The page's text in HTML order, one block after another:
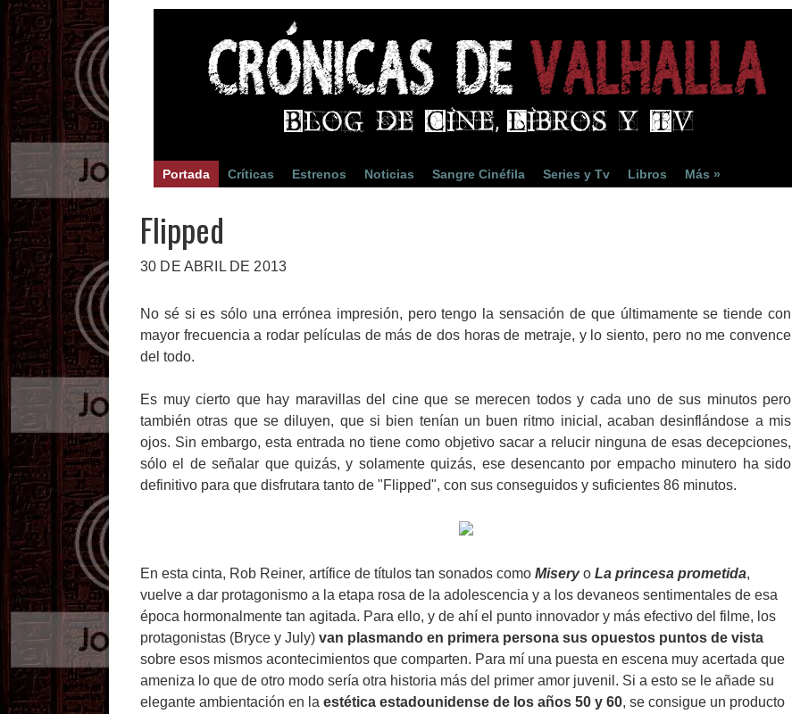
Portada Críticas Estrenos Noticias Sangre Cinéfila Series y Tv Libros Más »
Flipped
30 DE ABRIL DE 2013
No sé si es sólo una errónea impresión, pero tengo la sensación de que últimamente se tiende con
mayor frecuencia a rodar películas de más de dos horas de metraje, y lo siento, pero no me convence
del todo.
Es muy cierto que hay maravillas del cine que se merecen todos y cada uno de sus minutos pero
también otras que se diluyen, que si bien tenían un buen ritmo inicial, acaban desinflándose a mis
ojos. Sin embargo, esta entrada no tiene como objetivo sacar a relucir ninguna de esas decepciones,
sólo el de señalar que quizás, y solamente quizás, ese desencanto por empacho minutero ha sido
definitivo para que disfrutara tanto de "Flipped", con sus conseguidos y suficientes 86 minutos.
En esta cinta, Rob Reiner, artífice de títulos tan sonados como Miseryo La princesa prometida,
vuelve a dar protagonismo a la etapa rosa de la adolescencia y a los devaneos sentimentales de esa
época hormonalmente tan agitada. Para ello, y de ahí el punto innovador y más efectivo del filme, los
protagonistas (Bryce y July) van plasmando en primera persona sus opuestos puntos de vista
sobre esos mismos acontecimientos que comparten. Para mí una puesta en escena muy acertada que
ameniza lo que de otro modo sería otra historia más del primer amor juvenil. Si a esto se le añade su
elegante ambientación en la estética estadounidense de los años 50 y 60, se consigue un producto